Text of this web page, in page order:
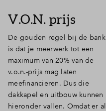
V.O.N. prijs
De gouden regel bij de bank
is dat je meerwerk tot een
maximum van 20% van de
v.o.n.-prijs mag laten
meefinancieren. Dus die
dakkapel en uitbouw kunnen
hieronder vallen. Omdat er al
keuken? Dan is de bank over
het algemeen wat strenger,
omdat dit om smaak gaat en
niet direct waarde toevoegt
aan de woning. De bank zegt
dan bij dat soort meerwerk:
laten we daarin niet te gek